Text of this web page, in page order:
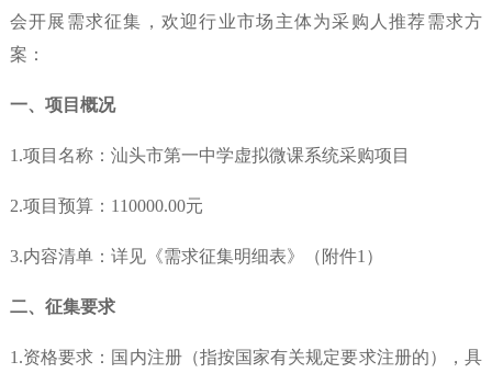
会开展需求征集，欢迎行业市场主体为采购人推荐需求方
案：
一、项目概况
1.项目名称：汕头市第一中学虚拟微课系统采购项目
2.项目预算：110000.00元
3.内容清单：详见《需求征集明细表》（附件1）
二、征集要求
1.资格要求：国内注册（指按国家有关规定要求注册的），具